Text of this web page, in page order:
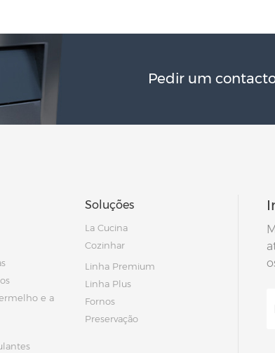
Pedir um
e a
Soluções
La Cucina
Cozinhar
Linha Premium
Linha Plus
Fornos
Preservação